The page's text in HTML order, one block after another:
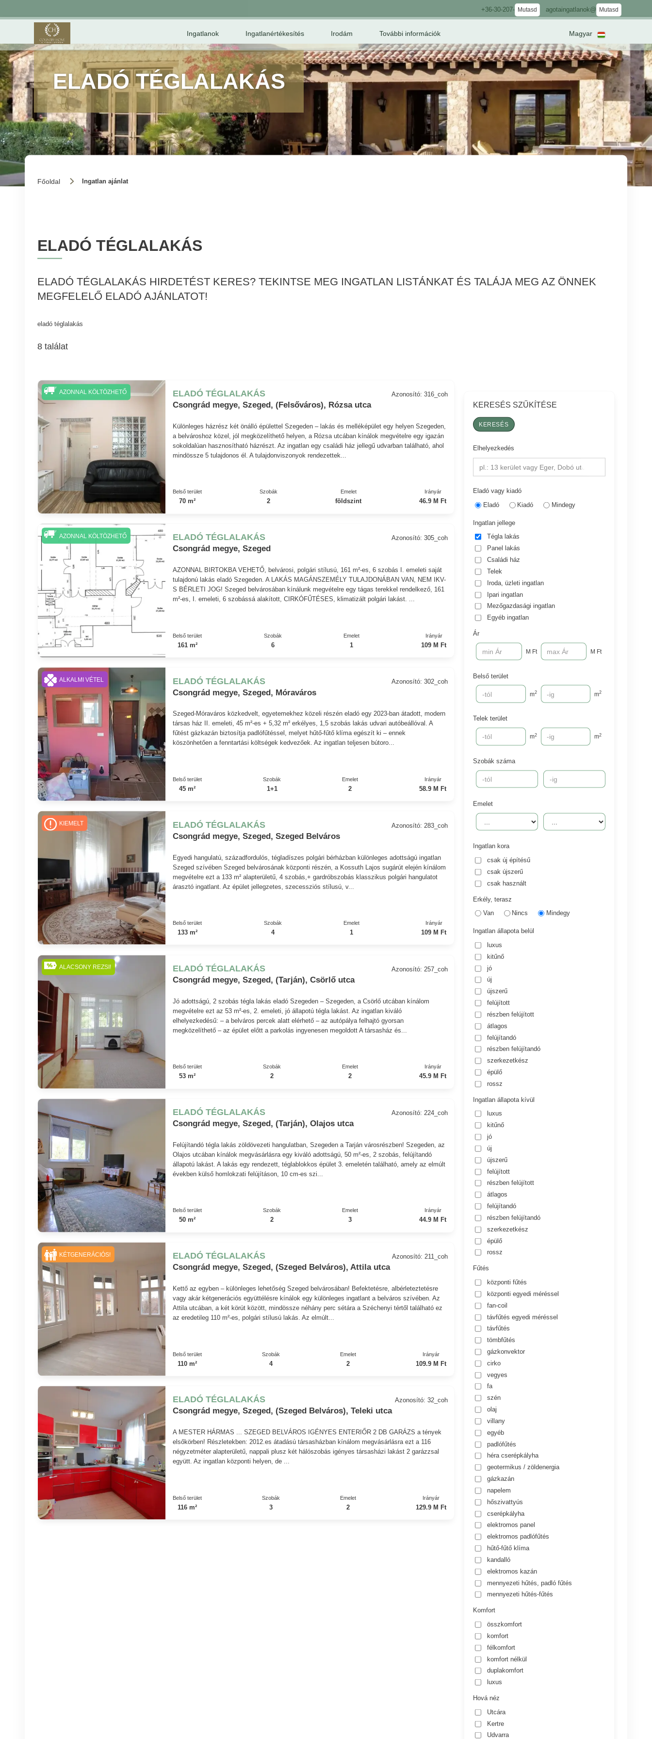
+36-30-207- Mutasd agotaingatlanok@ Mutasd
Ingatlanok Ingatlanértékesítés Irodám További információk Magyar
ELADÓ TÉGLALAKÁS
Főoldal Ingatlan ajánlat
ELADÓ TÉGLALAKÁS
ELADÓ TÉGLALAKÁS HIRDETÉST KERES? TEKINTSE MEG INGATLAN LISTÁNKAT ÉS TALÁJA MEG AZ ÖNNEK
MEGFELELŐ ELADÓ AJÁNLATOT!
eladó téglalakás
8 találat
ELADÓ TÉGLALAKÁS
Csongrád megye, Szeged, (Felsőváros), Rózsa utca
Azonosító: 316_coh
Különleges házrész két önálló épülettel Szegeden – lakás és melléképület egy helyen Szegeden,
a belvároshoz közel, jól megközelíthető helyen, a Rózsa utcában kínálok megvételre egy igazán
sokoldalúan hasznosítható házrészt. Az ingatlan egy családi ház jellegű udvarban található, ahol
mindössze 5 tulajdonos él. A tulajdonviszonyok rendezettek...
Belső terület
70 m²
Szobák
2
Emelet
földszint
Irányár
46.9 M Ft
AZONNAL KÖLTÖZHETŐ
ELADÓ TÉGLALAKÁS
Csongrád megye, Szeged
Azonosító: 305_coh
AZONNAL BIRTOKBA VEHETŐ, belvárosi, polgári stílusú, 161 m²-es, 6 szobás I. emeleti saját
tulajdonú lakás eladó Szegeden. A LAKÁS MAGÁNSZEMÉLY TULAJDONÁBAN VAN, NEM IKV-
S BÉRLETI JOG! Szeged belvárosában kínálunk megvételre egy tágas terekkel rendelkező, 161
m²-es, I. emeleti, 6 szobássá alakított, CIRKÓFŰTÉSES, klimatizált polgári lakást. ...
Belső terület
161 m²
Szobák
6
Emelet
1
Irányár
109 M Ft
AZONNAL KÖLTÖZHETŐ
ELADÓ TÉGLALAKÁS
Csongrád megye, Szeged, Móraváros
Azonosító: 302_coh
Szeged-Móraváros közkedvelt, egyetemekhez közeli részén eladó egy 2023-ban átadott, modern
társas ház II. emeleti, 45 m²-es + 5,32 m² erkélyes, 1,5 szobás lakás udvari autóbeállóval. A
fűtést gázkazán biztosítja padlófűtéssel, melyet hűtő-fűtő klíma egészít ki – ennek
köszönhetően a fenntartási költségek kedvezőek. Az ingatlan teljesen bútoro...
Belső terület
45 m²
Szobák
1+1
Emelet
2
Irányár
58.9 M Ft
ALKALMI VÉTEL
ELADÓ TÉGLALAKÁS
Csongrád megye, Szeged, Szeged Belváros
Azonosító: 283_coh
Egyedi hangulatú, századfordulós, tégladíszes polgári bérházban különleges adottságú ingatlan
Szeged szívében Szeged belvárosának központi részén, a Kossuth Lajos sugárút elején kínálom
megvételre ezt a 133 m² alapterületű, 4 szobás,+ gardróbszobás klasszikus polgári hangulatot
árasztó ingatlant. Az épület jellegzetes, szecessziós stílusú, v...
Belső terület
133 m²
Szobák
4
Emelet
1
Irányár
109 M Ft
KIEMELT
ELADÓ TÉGLALAKÁS
Csongrád megye, Szeged, (Tarján), Csörlő utca
Azonosító: 257_coh
Jó adottságú, 2 szobás tégla lakás eladó Szegeden – Szegeden, a Csörlő utcában kínálom
megvételre ezt az 53 m²-es, 2. emeleti, jó állapotú tégla lakást. Az ingatlan kiváló
elhelyezkedésű: – a belváros percek alatt elérhető – az autópálya felhajtó gyorsan
megközelíthető – az épület előtt a parkolás ingyenesen megoldott A társasház és...
Belső terület
53 m²
Szobák
2
Emelet
2
Irányár
45.9 M Ft
ALACSONY REZSI!
ELADÓ TÉGLALAKÁS
Csongrád megye, Szeged, (Tarján), Olajos utca
Azonosító: 224_coh
Felújítandó tégla lakás zöldövezeti hangulatban, Szegeden a Tarján városrészben! Szegeden, az
Olajos utcában kínálok megvásárlásra egy kiváló adottságú, 50 m²-es, 2 szobás, felújítandó
állapotú lakást. A lakás egy rendezett, téglablokkos épület 3. emeletén található, amely az elmúlt
években külső homlokzati felújításon, 10 cm-es szi...
Belső terület
50 m²
Szobák
2
Emelet
3
Irányár
44.9 M Ft
ELADÓ TÉGLALAKÁS
Csongrád megye, Szeged, (Szeged Belváros), Attila utca
Azonosító: 211_coh
Kettő az egyben – különleges lehetőség Szeged belvárosában! Befektetésre, albérleteztetésre
vagy akár kétgenerációs együttélésre kínálok egy különleges ingatlant a belváros szívében. Az
Attila utcában, a két körút között, mindössze néhány perc sétára a Széchenyi tértől található ez
az eredetileg 110 m²-es, polgári stílusú lakás. Az elmúlt...
Belső terület
110 m²
Szobák
4
Emelet
2
Irányár
109.9 M Ft
KÉTGENERÁCIÓS!
ELADÓ TÉGLALAKÁS
Csongrád megye, Szeged, (Szeged Belváros), Teleki utca
Azonosító: 32_coh
A MESTER HÁRMAS ... SZEGED BELVÁROS IGÉNYES ENTERIŐR 2 DB GARÁZS a tények
elsőkörben! Részletekben: 2012.es átadású társasházban kínálom megvásárlásra ezt a 116
négyzetméter alapterületű, nappali plusz két hálószobás igényes társasházi lakást 2 garázzsal
együtt. Az ingatlan központi helyen, de ...
Belső terület
116 m²
Szobák
3
Emelet
2
Irányár
129.9 M Ft
KERESÉS SZŰKÍTÉSE
Elhelyezkedés
pl.: 13 kerület vagy Eger, Dobó utca
Eladó vagy kiadó
Eladó
Kiadó Mindegy
Ingatlan jellege
Tégla lakás
Panel lakás
Családi ház
Telek
Iroda, üzleti ingatlan
Ipari ingatlan
Mezőgazdasági ingatlan
Egyéb ingatlan
Ár
M Ft M Ft
Belső terület
m2 m2
Telek terület
m2 m2
Szobák száma
Emelet
Ingatlan kora
csak új építésű
csak újszerű
csak használt
Erkély, terasz
Van
Nincs Mindegy
Ingatlan állapota belül
luxus
kitűnő
jó
új
újszerű
felújított
részben felújított
átlagos
felújítandó
részben felújítandó
szerkezetkész
épülő
rossz
Ingatlan állapota kívül
luxus
kitűnő
jó
új
újszerű
felújított
részben felújított
átlagos
felújítandó
részben felújítandó
szerkezetkész
épülő
rossz
Fűtés
központi fűtés
központi egyedi méréssel
fan-coil
távfűtés egyedi méréssel
távfűtés
tömbfűtés
gázkonvektor
cirko
vegyes
fa
szén
olaj
villany
egyéb
padlófűtés
héra cserépkályha
geotermikus / zöldenergia
gázkazán
napelem
hőszivattyús
cserépkályha
elektromos panel
elektromos padlófűtés
hűtő-fűtő klíma
kandalló
elektromos kazán
mennyezeti hűtés, padló fűtés
mennyezeti hűtés-fűtés
Komfort
összkomfort
komfort
félkomfort
komfort nélkül
duplakomfort
luxus
Hová néz
Utcára
Kertre
Udvarra